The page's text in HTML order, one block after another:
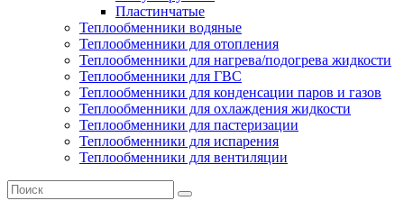
Пластинчатые
Теплообменники водяные
Теплообменники для отопления
Теплообменники для нагрева/подогрева жидкости
Теплообменники для ГВС
Теплообменники для конденсации паров и газов
Теплообменники для охлаждения жидкости
Теплообменники для пастеризации
Теплообменники для испарения
Теплообменники для вентиляции